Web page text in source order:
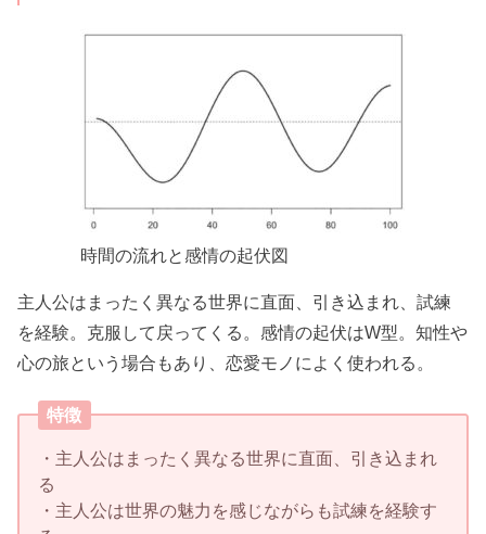
時間の流れと感情の起伏図
主人公はまったく異なる世界に直面、引き込まれ、試練
を経験。克服して戻ってくる。感情の起伏はW型。知性や
心の旅という場合もあり、恋愛モノによく使われる。
特徴
・主人公はまったく異なる世界に直面、引き込まれ
る
・主人公は世界の魅力を感じながらも試練を経験す